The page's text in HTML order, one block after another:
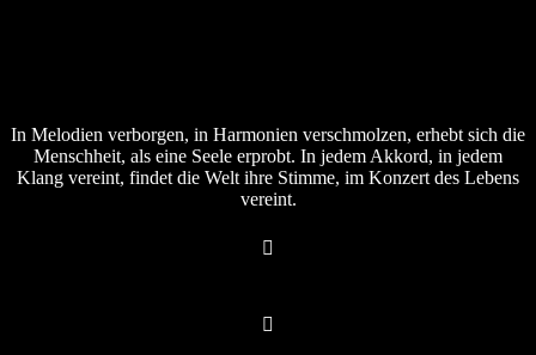
In Melodien verborgen, in Harmonien verschmolzen, erhebt sich die
Menschheit, als eine Seele erprobt. In jedem Akkord, in jedem
Klang vereint, findet die Welt ihre Stimme, im Konzert des Lebens
vereint.